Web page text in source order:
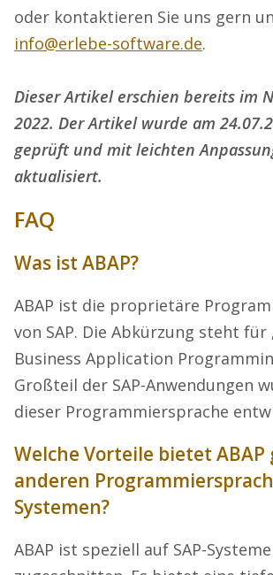
oder kontaktieren Sie uns gern
info@erlebe-software.de.
Dieser Artikel erschien bereits im
2022. Der Artikel wurde am
geprüft und mit leichten
aktualisiert.
FAQ
Was ist ABAP?
ABAP ist die proprietäre
von SAP. Die Abkürzung steht für
Business Application
Großteil der SAP-Anwendungen
dieser Programmiersprache
Welche Vorteile bietet
anderen
Systemen?
ABAP ist speziell auf SAP-Systeme